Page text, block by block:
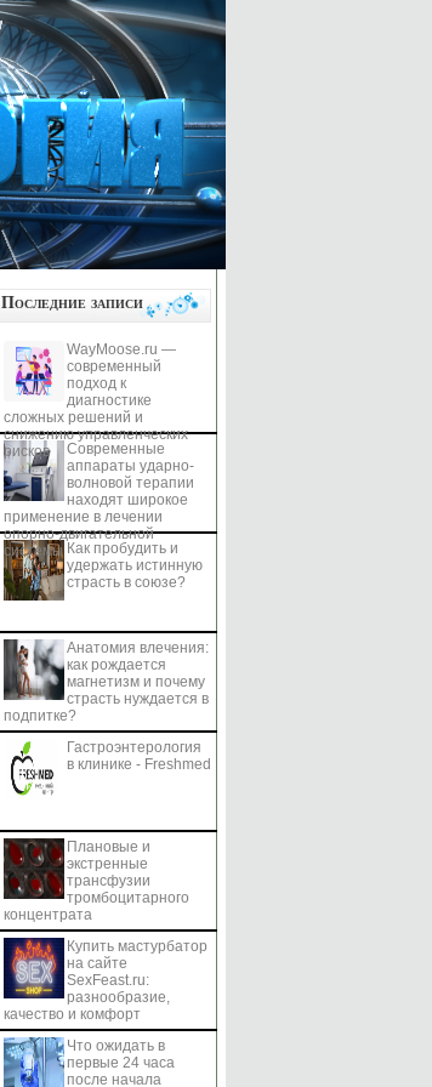
Последние записи
WayMoose.ru —
современный
подход к
диагностике
сложных решений и
снижению управленческих
рисков
Современные
аппараты ударно-
волновой терапии
находят широкое
применение в лечении
опорно-двигательной
системы Как пробудить и
удержать истинную
страсть в союзе?
Анатомия влечения:
как рождается
магнетизм и почему
страсть нуждается в
подпитке?
Гастроэнтерология
в клинике - Freshmed
Плановые и
экстренные
трансфузии
тромбоцитарного
концентрата
Купить мастурбатор
на сайте
SexFeast.ru:
разнообразие,
качество и комфорт
Что ожидать в
первые 24 часа
после начала